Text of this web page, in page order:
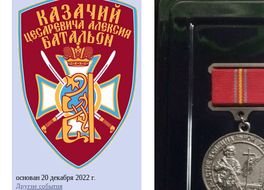
основан 20 декабря 2022 г.
Другие события